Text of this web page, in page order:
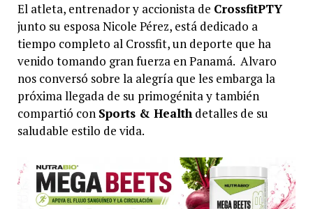
El atleta, entrenador y accionista de CrossfitPTY
junto su esposa Nicole Pérez, está dedicado a
tiempo completo al Crossfit, un deporte que ha
venido tomando gran fuerza en Panamá. Alvaro
nos conversó sobre la alegría que les embarga la
próxima llegada de su primogénita y también
compartió con Sports & Healthdetalles de su
saludable estilo de vida.